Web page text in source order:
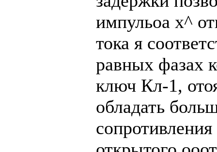
импульоа х^
тока я
равных фазах
ключ Кл-1,
обладать